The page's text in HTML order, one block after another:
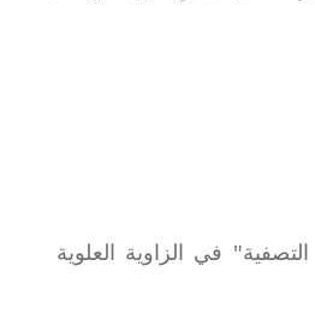
في الزاوية العلوية